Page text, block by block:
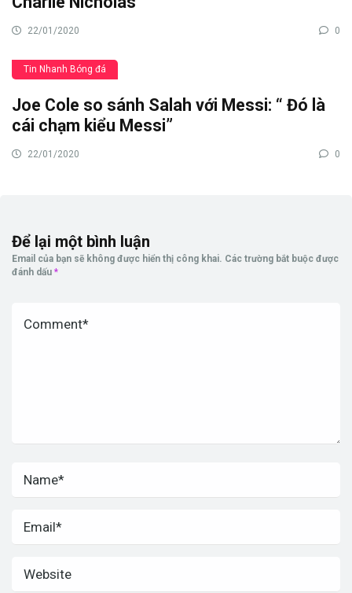
22/01/2020 0
Tin Nhanh Bóng đá
Joe Cole so sánh Salah với Messi: “ Đó là
cái chạm kiểu Messi”
22/01/2020 0
Để lại một bình luận
Email của bạn sẽ không được hiển thị công khai. Các trường bắt buộc được
đánh dấu *